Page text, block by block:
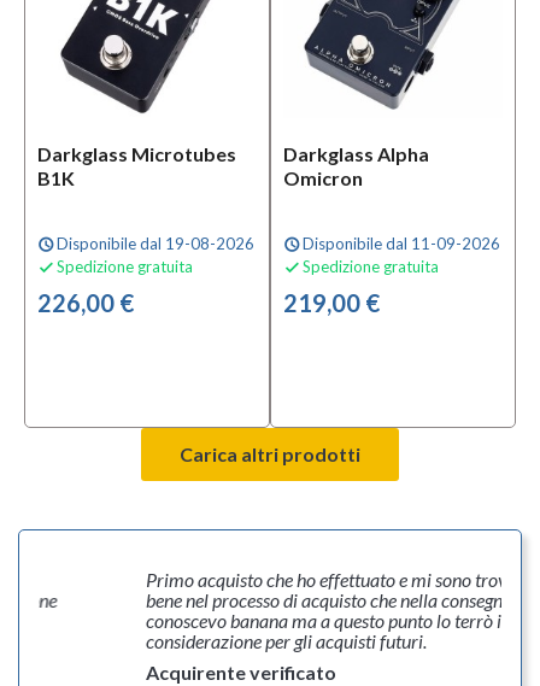
Darkglass Microtubes
B1K
scheduleDisponibile dal 19-08-2026
 Spedizione gratuita
226,00 €
Darkglass Alpha
Omicron
scheduleDisponibile dal 11-09-2026
 Spedizione gratuita
219,00 €
Carica altri prodotti
Primo acquisto che ho effettuato e mi sono trovato
bene nel processo di acquisto che nella consegna. Non
conoscevo banana ma a questo punto lo terrò in
considerazione per gli acquisti futuri.
Acquirente verificato